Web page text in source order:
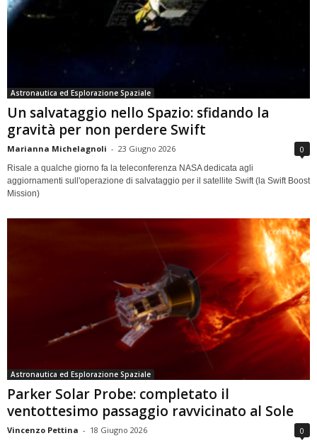
Astronautica ed Esplorazione Spaziale
Un salvataggio nello Spazio: sfidando la
gravità per non perdere Swift
Marianna Michelagnoli - 23 Giugno 2026 0
Risale a qualche giorno fa la teleconferenza NASA dedicata agli
aggiornamenti sull'operazione di salvataggio per il satellite Swift (la Swift Boost
Mission)
Astronautica ed Esplorazione Spaziale
Parker Solar Probe: completato il
ventottesimo passaggio ravvicinato al Sole
Vincenzo Pettina - 18 Giugno 2026 0